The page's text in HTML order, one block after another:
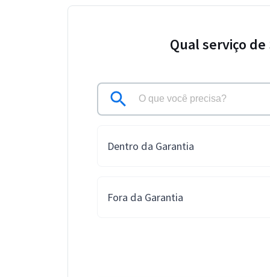
Qual serviço
Dentro da Garantia
Fora da Garantia